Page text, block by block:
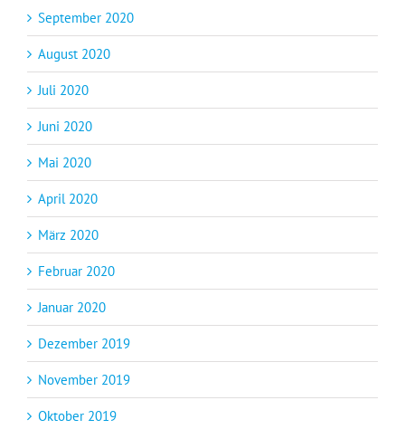
September 2020
August 2020
Juli 2020
Juni 2020
Mai 2020
April 2020
März 2020
Februar 2020
Januar 2020
Dezember 2019
November 2019
Oktober 2019